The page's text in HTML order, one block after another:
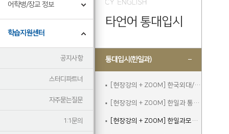
어학병/장교 정보
학습지원센터
공지사항
스터디파트너
자주묻는질문
1:1문의
정
타언어 통대입시
통대입시(한일과)
[현장강의 + ZOOM] 한국외대/서울외대 한일과 면접대비반
[현장강의 + ZOOM] 한일과 통대입시 종합반
[현장강의 + ZOOM] 한일과모의고사반